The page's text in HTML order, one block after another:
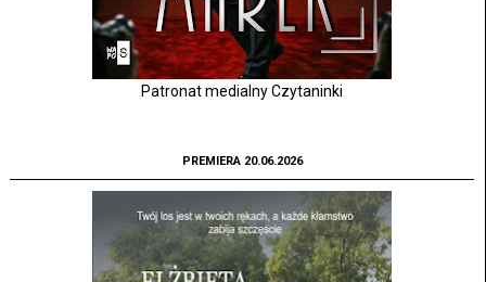
Patronat medialny Czytaninki
PREMIERA 20.06.2026